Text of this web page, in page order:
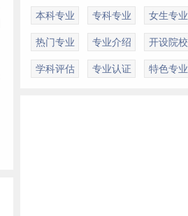
本科专业 专科专业 女生专业
热门专业 专业介绍 开设院校
学科评估 专业认证 特色专业